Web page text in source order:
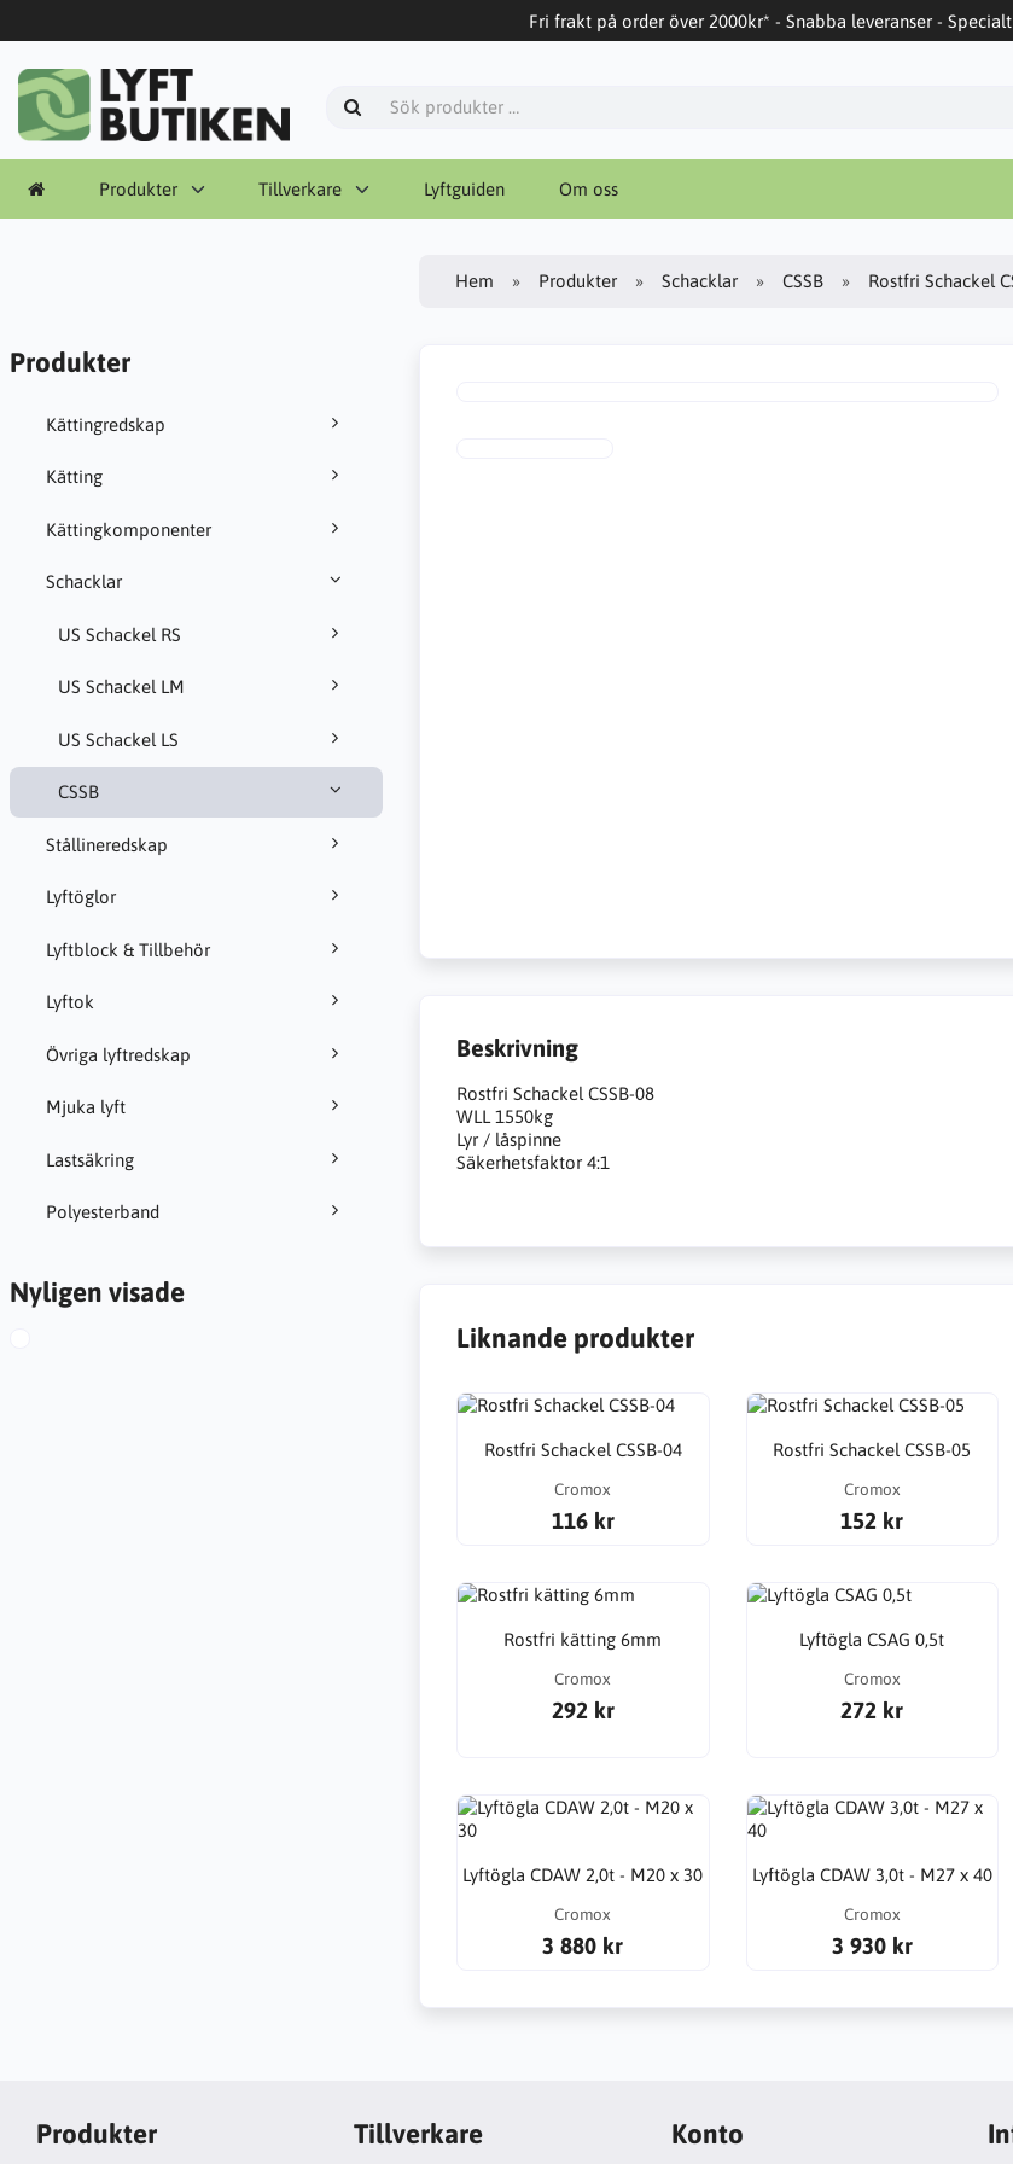
Fri frakt på order över 2000kr* - Snabba leveranser -
Produkter Tillverkare Lyftguiden Om oss
Produkter
Kättingredskap
Kätting
Kättingkomponenter
Schacklar
US Schackel RS
US Schackel LM
US Schackel LS
CSSB
Stållineredskap
Lyftöglor
Lyftblock & Tillbehör
Lyftok
Övriga lyftredskap
Mjuka lyft
Lastsäkring
Polyesterband
Nyligen visade
Hem Produkter Schacklar CSSB Rostfri Schackel
Beskrivning
Rostfri Schackel CSSB-08
WLL 1550kg
Lyr / låspinne
Säkerhetsfaktor 4:1
Liknande produkter
Rostfri Schackel CSSB-04
Cromox
116 kr
Rostfri Schackel CSSB-05
Cromox
152 kr
Rostfri kätting 6mm
Cromox
292 kr
Lyftögla CSAG 0,5t
Cromox
272 kr
Lyftögla CDAW 2,0t - M20 x 30
Cromox
3 880 kr
Lyftögla CDAW 3,0t - M27 x 40
Cromox
3 930 kr
Produkter Tillverkare Konto